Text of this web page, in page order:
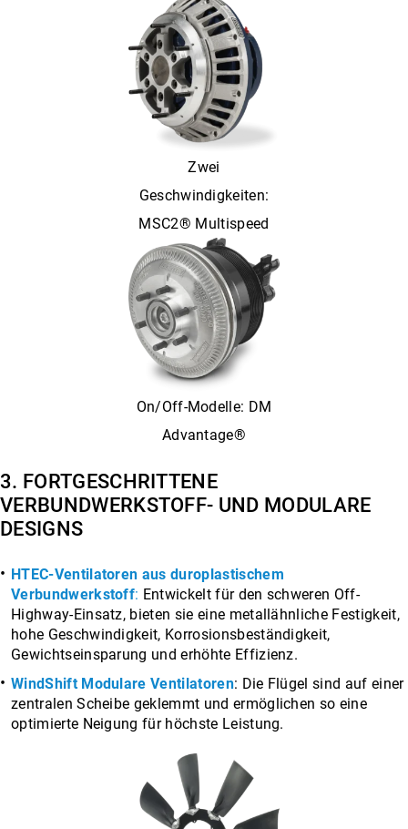
Zwei
Geschwindigkeiten:
MSC2® Multispeed
On/Off-Modelle: DM
Advantage®
3. FORTGESCHRITTENE
VERBUNDWERKSTOFF- UND MODULARE
DESIGNS
HTEC-Ventilatoren aus duroplastischem
Verbundwerkstoff: Entwickelt für den schweren Off-
Highway-Einsatz, bieten sie eine metallähnliche Festigkeit,
hohe Geschwindigkeit, Korrosionsbeständigkeit,
Gewichtseinsparung und erhöhte Effizienz.
WindShift Modulare Ventilatoren: Die Flügel sind auf einer
zentralen Scheibe geklemmt und ermöglichen so eine
optimierte Neigung für höchste Leistung.